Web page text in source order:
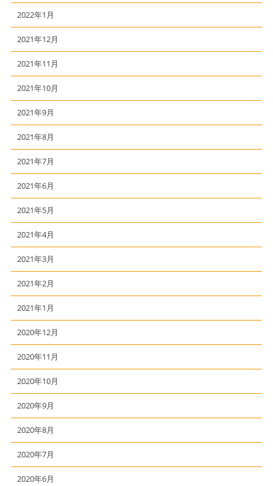
2022年1月
2021年12月
2021年11月
2021年10月
2021年9月
2021年8月
2021年7月
2021年6月
2021年5月
2021年4月
2021年3月
2021年2月
2021年1月
2020年12月
2020年11月
2020年10月
2020年9月
2020年8月
2020年7月
2020年6月